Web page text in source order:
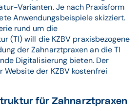
Varianten. Je nach Praxisform
Anwendungsbeispiele skizziert.
rund um die
(TI) will die KZBV praxisbezogene
der Zahnarztpraxen an die TI
Digitalisierung bieten. Der
Website der KZBV kostenfrei
für Zahnarztpraxen